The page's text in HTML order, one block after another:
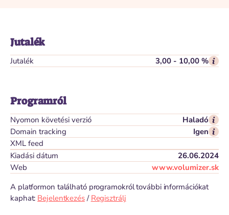
Jutalék
Jutalék 3,00 - 10,00 %
Programról
Nyomon követési verzió
Haladó
Domain tracking
Igen
XML feed
Kiadási dátum
26.06.2024
Web
www.volumizer.sk
A platformon található programokról további információkat
kaphat: Bejelentkezés/ Regisztrálj